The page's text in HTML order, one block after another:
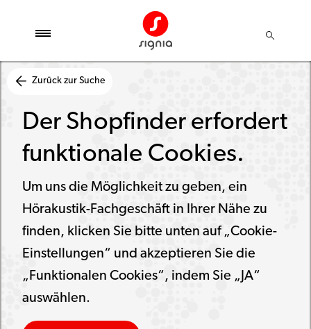
Zurück zur Suche
Der Shopfinder erfordert
funktionale Cookies.
Um uns die Möglichkeit zu geben, ein
Hörakustik-Fachgeschäft in Ihrer Nähe zu
finden, klicken Sie bitte unten auf „Cookie-
Einstellungen“ und akzeptieren Sie die
„Funktionalen Cookies“, indem Sie „JA“
auswählen.